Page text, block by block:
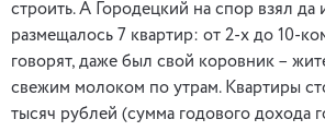
строить. А Городецкий на спор взял
размещалось 7 квартир: от 2-х до 10-
говорят, даже был свой коровник –
свежим молоком по утрам. Квартиры
тысяч рублей (сумма годового дохода